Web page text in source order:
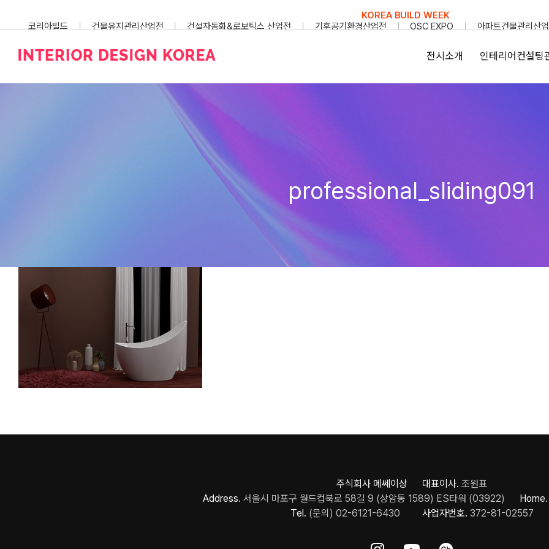
KOREA BUILD WEEK
코리아빌드
건물유지관리산업전 건설자동화&로보틱스 산업전 기후공기환경산업전 OSC EXPO 아파트건물관리산
전시소개 인테리어컨설팅
professional_sliding091
주식회사 메쎄이상 대표이사. 조원표
Address. 서울시 마포구 월드컵북로 58길 9 (상암동 1589) ES타워 (03922) Home.
Tel. (문의) 02-6121-6430 사업자번호. 372-81-02557